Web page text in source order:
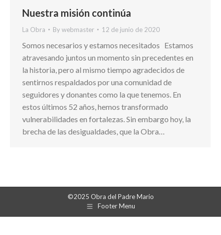
Nuestra misión continúa
La Obra Bywebmaster 12 de junio de 2020
Somos necesarios y estamos necesitados Estamos
atravesando juntos un momento sin precedentes en
la historia, pero al mismo tiempo agradecidos de
sentirnos respaldados por una comunidad de
seguidores y donantes como la que tenemos. En
estos últimos 52 años, hemos transformado
vulnerabilidades en fortalezas. Sin embargo hoy, la
brecha de las desigualdades, que la Obra…
©2025 Obra del Padre Mario
Footer Menu